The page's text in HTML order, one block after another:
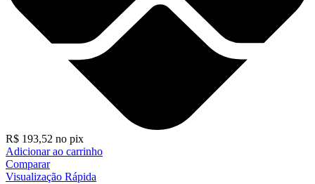
R$ 193,52 no pix
Adicionar ao carrinho
Comparar
Visualização Rápida